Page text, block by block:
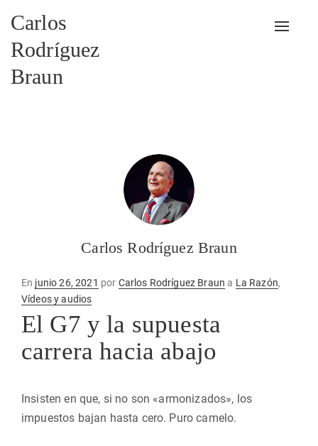
Carlos
Rodríguez
Braun
Carlos Rodríguez Braun
En Publicado
en
junio 26, 2021 por Carlos Rodríguez Braun a La Razón,
Vídeos y audios
El G7 y la supuesta
carrera hacia abajo
Insisten en que, si no son «armonizados», los
impuestos bajan hasta cero. Puro camelo.